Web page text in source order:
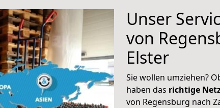
Unser
von
Elster
Sie wollen umziehen?
haben das richtige
von Regensburg nach